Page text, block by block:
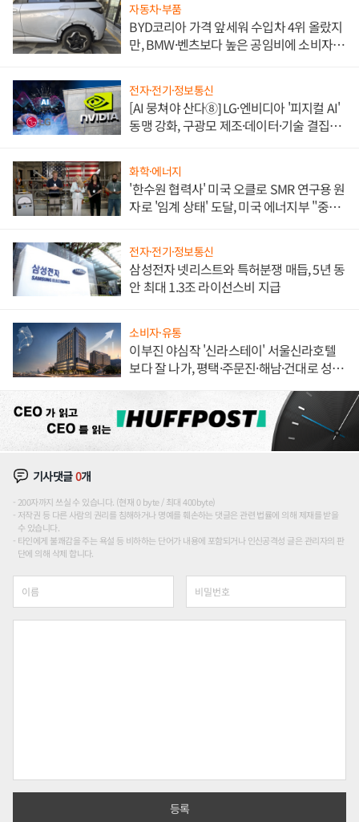
자동차·부품
BYD코리아 가격 앞세워 수입차 4위 올랐지
만, BMW·벤츠보다 높은 공임비에 소비자
전자·전기·정보통신
[AI 뭉쳐야 산다⑧] LG·엔비디아 '피지컬 AI'
동맹 강화, 구광모 제조·데이터·기술 결집
화학·에너지
'한수원 협력사' 미국 오클로 SMR 연구용 원
자로 '임계 상태' 도달, 미국 에너지부 "중요
전자·전기·정보통신
삼성전자 넷리스트와 특허분쟁 매듭, 5년 동
안 최대 1.3조 라이선스비 지급
소비자·유통
이부진 야심작 '신라스테이' 서울신라호텔
보다 잘 나가, 평택·주문진·해남·건대로 성
기사댓글0개
200자까지 쓰실 수 있습니다. (현재 0 byte / 최대 400byte)
저작권 등 다른 사람의 권리를 침해하거나 명예를 훼손하는 댓글은 관련 법률에 의해 제재를 받을
수 있습니다.
타인에게 불쾌감을 주는 욕설 등 비하하는 단어가 내용에 포함되거나 인신공격성 글은 관리자의 판
단에 의해 삭제 합니다.